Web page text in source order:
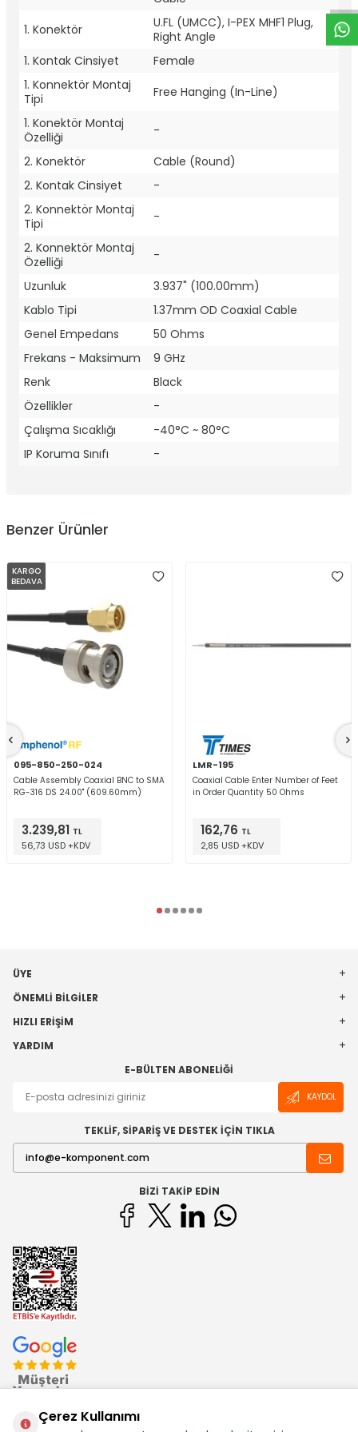
1. Konektör
U.FL (UMCC), I-PEX MHF1 Plug,
Right Angle
1. Kontak Cinsiyet
Female
1. Konnektör Montaj
Tipi
Free Hanging (In-Line)
1. Konektör Montaj
Özelliği
-
2. Konektör
Cable (Round)
2. Kontak Cinsiyet
-
2. Konnektör Montaj
Tipi
-
2. Konnektör Montaj
Özelliği
-
Uzunluk
3.937" (100.00mm)
Kablo Tipi
1.37mm OD Coaxial Cable
Genel Empedans
50 Ohms
Frekans - Maksimum
9 GHz
Renk
Black
Özellikler
-
Çalışma Sıcaklığı
-40°C ~ 80°C
IP Koruma Sınıfı
-
Benzer Ürünler
KARGO
BEDAVA
095-850-250-024
Cable Assembly Coaxial BNC to SMA
RG-316 DS 24.00" (609.60mm)
3.239,81 TL
56,73 USD +KDV
LMR-195
Coaxial Cable Enter Number of Feet
in Order Quantity 50 Ohms
162,76 TL
2,85 USD +KDV
ÜYE
ÖNEMLI BILGILER
HIZLI ERIŞIM
YARDIM
E-BÜLTEN ABONELIĞI
KAYDOL
TEKLİF, SİPARİŞ VE DESTEK İÇİN TIKLA
BIZI TAKIP EDIN
Çerez Kullanımı